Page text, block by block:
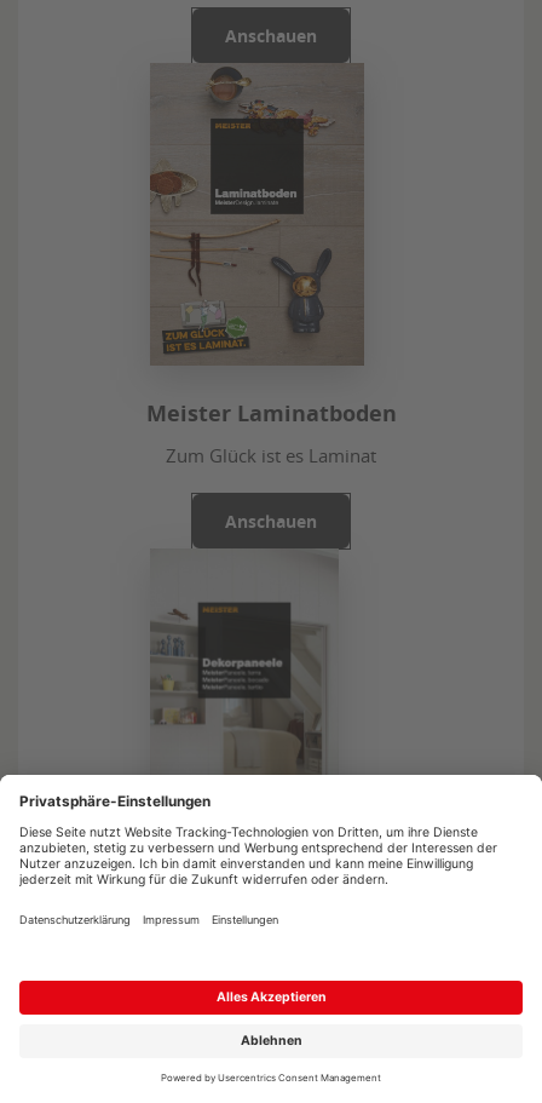
Anschauen
Meister Laminatboden
Zum Glück ist es Laminat
Anschauen
Anschauen